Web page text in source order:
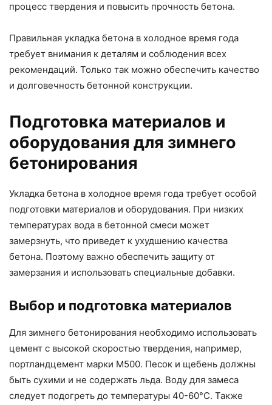
процесс твердения и повысить прочность бетона.
Правильная укладка бетона в холодное время года
требует внимания к деталям и соблюдения всех
рекомендаций. Только так можно обеспечить качество
и долговечность бетонной конструкции.
Подготовка материалов и
оборудования для зимнего
бетонирования
Укладка бетона в холодное время года требует особой
подготовки материалов и оборудования. При низких
температурах вода в бетонной смеси может
замерзнуть, что приведет к ухудшению качества
бетона. Поэтому важно обеспечить защиту от
замерзания и использовать специальные добавки.
Выбор и подготовка материалов
Для зимнего бетонирования необходимо использовать
цемент с высокой скоростью твердения, например,
портландцемент марки М500. Песок и щебень должны
быть сухими и не содержать льда. Воду для замеса
следует подогреть до температуры 40-60°C. Также